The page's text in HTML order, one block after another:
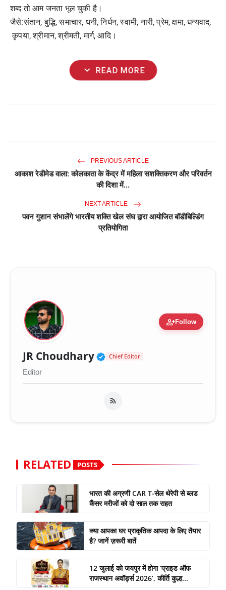
शब्द तो आम जनता भूल चुकी है।
जैसे:संतान,बुद्धि,समाचार, धनी,निर्धन,स्वामी,नारी,प्रेम,क्षमा,धन्यवाद,
कृपया,श्रीमान,श्रीमती,मार्ग,आदि।
expand_more READ MORE
PREVIOUS ARTICLE
आकाश रेडीमेड वाला: कोलकाता के केंद्र में महिला सशक्तिकरण और परिवर्तन
की दिशा में...
NEXT ARTICLE
पवन‌ गुशान संभालेंगे भारतीय शक्ति खेल संघ द्वारा आयोजित बॉडीबिल्डिंग
प्रतियोगिता
person_addFollow
JR Choudhary Verified Public Figure
Chief Editor
Editor
RELATED POSTS
भारत की अग्रणी CAR T-सेल थेरेपी से ब्लड
कैंसर मरीजों को दो साल तक राहत
क्या आपका घर प्राकृतिक आपदा के लिए तैयार
है? जानें ज़रूरी बातें
12 जुलाई को जयपुर में होगा ‘प्राइड ऑफ
राजस्थान अवॉर्ड्स 2026’, कीर्ति कुल्ह...